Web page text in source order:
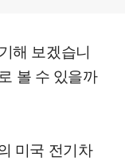
해 보겠습니
볼 수 있을까
미국 전기차